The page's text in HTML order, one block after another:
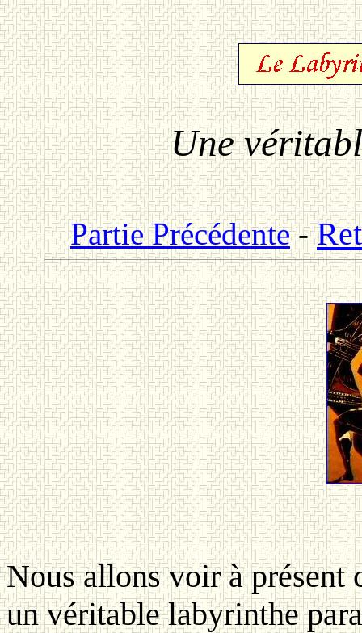
Une
Partie Précédente-
Nous allons voir à présent
un véritable labyrinthe